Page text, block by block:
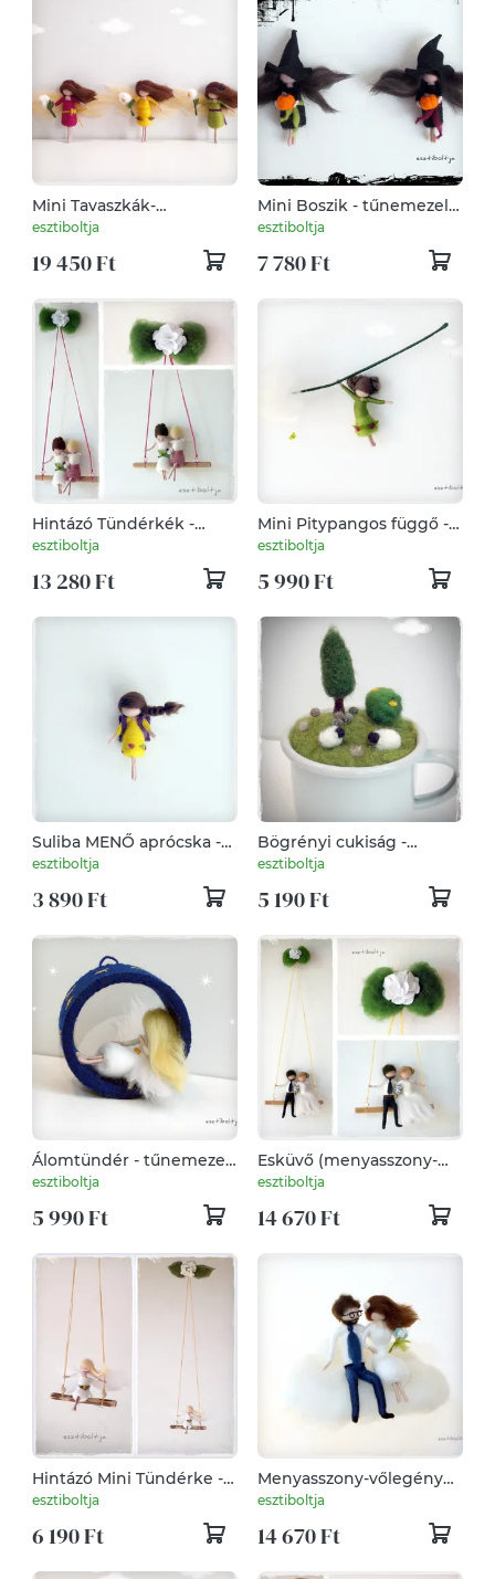
Mini Tavaszkák-
tűnemezelt baba, dísz,
esztiboltja
19 450 Ft
Mini Boszik - tűnemezelt
baba, dísz, függö
esztiboltja
7 780 Ft
Hintázó Tündérkék -
tűnemezelt baba, függő,
esztiboltja
13 280 Ft
Mini Pitypangos függő -
tűnemezelt dísz, mobil
esztiboltja
5 990 Ft
Suliba MENŐ aprócska -
tűnemezelt figura, dísz
esztiboltja
3 890 Ft
Bögrényi cukiság -
tűnemezelt dísz
esztiboltja
5 190 Ft
Álomtündér - tűnemezelt
baba, dísz, függő
esztiboltja
5 990 Ft
Esküvő (menyasszony-
vőlegény) - tűnemezelt
baba, dísz, függő
esztiboltja
14 670 Ft
Hintázó Mini Tündérke -
tűnemezelt baba, függő,
esztiboltja
6 190 Ft
Menyasszony-vőlegény
pár felhőn - tűnemezelt
esztiboltja
14 670 Ft